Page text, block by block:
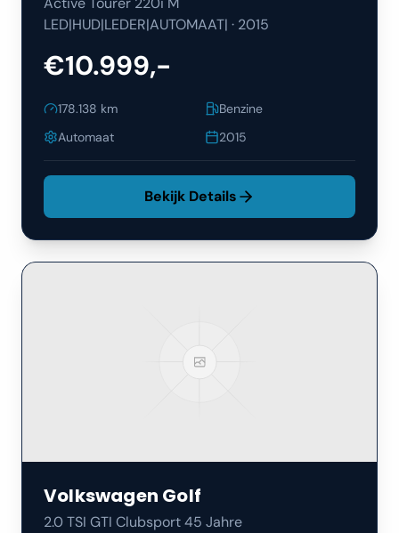
LED|HUD|LEDER|AUTOMAAT| · 2015
€10.999,-
178.138 km
Benzine
Automaat
2015
Bekijk Details
Volkswagen Golf
2.0 TSI GTI Clubsport 45 Jahre